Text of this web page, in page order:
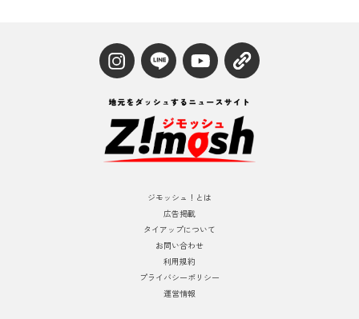
ジモッシュ！とは
広告掲載
タイアップについて
お問い合わせ
利用規約
プライバシーポリシー
運営情報